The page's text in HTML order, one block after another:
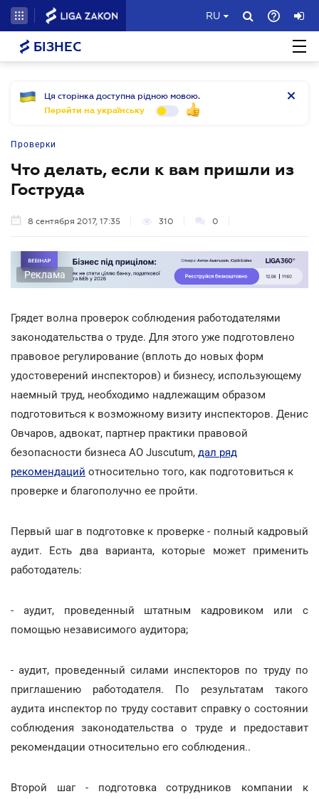
RU
БІЗНЕС
Ця сторінка доступна рідною мовою.
Перейти на українську
Проверки
Что делать, если к вам пришли из
Гоструда
8 сентября 2017, 17:35 310 0
Реклама
Грядет волна проверок соблюдения работодателями
законодательства о труде. Для этого уже подготовлено
правовое регулирование (вплоть до новых форм
удостоверений инспекторов) и бизнесу, использующему
наемный труд, необходимо надлежащим образом
подготовиться к возможному визиту инспекторов. Денис
Овчаров, адвокат, партнер практики правовой
безопасности бизнеса АО Juscutum, дал ряд
рекомендаций относительно того, как подготовиться к
проверке и благополучно ее пройти.
Первый шаг в подготовке к проверке - полный кадровый
аудит. Есть два варианта, которые может применить
работодатель:
- аудит, проведенный штатным кадровиком или с
помощью независимого аудитора;
- аудит, проведенный силами инспекторов по труду по
приглашению работодателя. По результатам такого
аудита инспектор по труду составит справку о состоянии
соблюдения законодательства о труде и предоставит
рекомендации относительно его соблюдения..
Второй шаг - подготовка сотрудников компании к